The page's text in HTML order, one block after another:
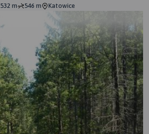
532 m 546 m Katowice